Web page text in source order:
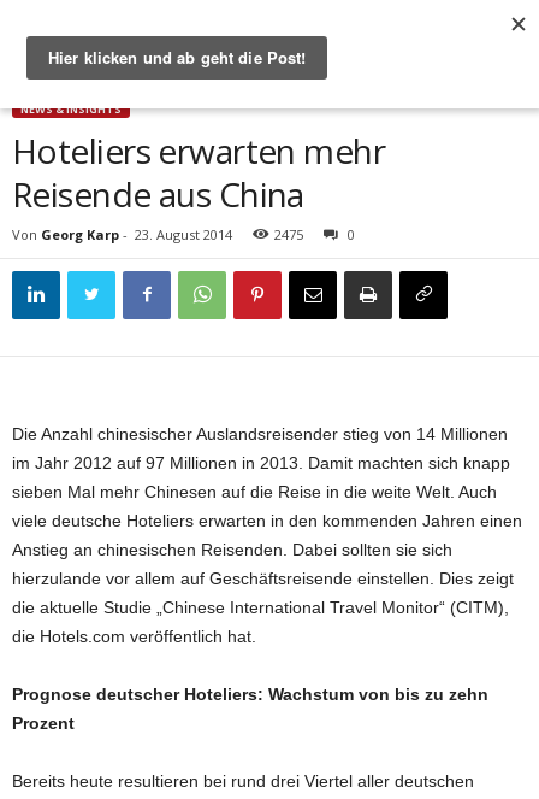
Start News & Insights Hoteliers erwarten mehr Reisende aus China
NEWS & INSIGHTS
Hoteliers erwarten mehr
Reisende aus China
Von Georg Karp - 23. August 2014 2475 0
Die Anzahl chinesischer Auslandsreisender stieg von 14 Millionen
im Jahr 2012 auf 97 Millionen in 2013. Damit machten sich knapp
sieben Mal mehr Chinesen auf die Reise in die weite Welt. Auch
viele deutsche Hoteliers erwarten in den kommenden Jahren einen
Anstieg an chinesischen Reisenden. Dabei sollten sie sich
hierzulande vor allem auf Geschäftsreisende einstellen. Dies zeigt
die aktuelle Studie „Chinese International Travel Monitor“ (CITM),
die Hotels.com veröffentlich hat.
Prognose deutscher Hoteliers: Wachstum von bis zu zehn
Prozent
Bereits heute resultieren bei rund drei Viertel aller deutschen